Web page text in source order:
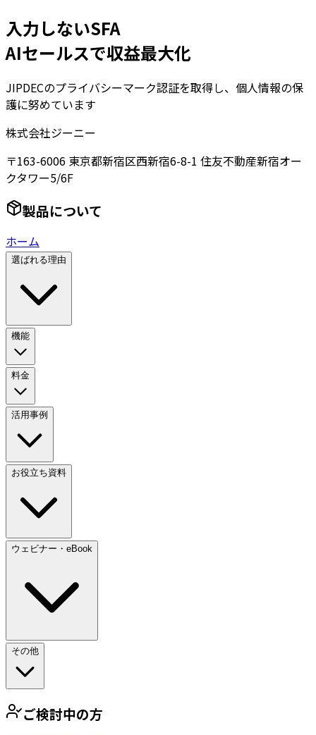
入力しないSFA
AIセールスで収益最大化
JIPDECのプライバシーマーク認証を取得し、個人情報の保
護に努めています
株式会社ジーニー
〒163-6006 東京都新宿区西新宿6-8-1 住友不動産新宿オー
クタワー5/6F
製品について
ホーム
選ばれる理由
機能
料金
活用事例
お役立ち資料
ウェビナー・eBook
その他
ご検討中の方